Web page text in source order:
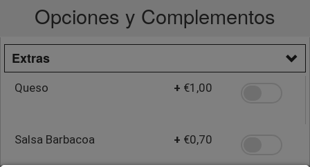
Opciones y Complementos
Extras
Queso + €1,00
Salsa Barbacoa + €0,70